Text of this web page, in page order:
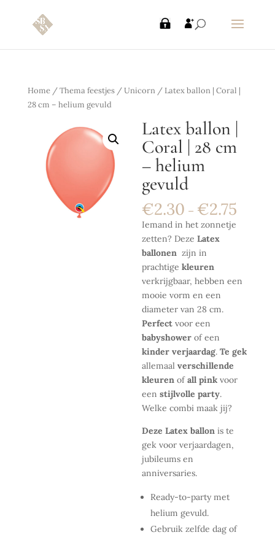
Home/Thema feestjes/Unicorn/ Latex ballon | Coral |
28 cm – helium gevuld
Latex ballon |
Coral | 28 cm
– helium
gevuld
€2.30 – €2.75
Iemand in het zonnetje
zetten? DezeLatex
ballonen zijn in
prachtige kleuren
verkrijgbaar, hebben een
mooie vorm en een
diameter van 28 cm.
Perfect voor een
babyshower of een
kinder verjaardag.Te gek
allemaalverschillende
kleuren ofall pink voor
eenstijlvolle party.
Welke combi maak jij?
Deze Latex ballonis te
gek voor verjaardagen,
jubileums en
anniversaries.
Ready-to-party met
helium gevuld.
Gebruik zelfde dag of